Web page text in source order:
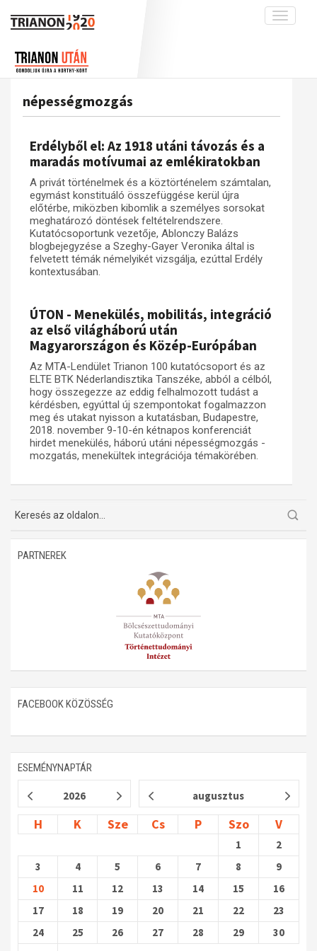
Toggle
interpretációk
A békerendszer megszilárdulása
Munkatársaink
Blog
Galéria
Adatbázis
Emlékművek (feltöltés alatt)
Menekültek
Visszhang
Publikációk
Kapcsolat
Trianon-kommentár
A trianoni szerződés
Műhelymunkák
népességmozgás
Erdélyből el: Az 1918 utáni távozás és a
maradás motívumai az emlékiratokban
A privát történelmek és a köztörténelem számtalan,
egymást konstituáló összefüggése kerül újra
előtérbe, miközben kibomlik a személyes sorsokat
meghatározó döntések feltételrendszere.
Kutatócsoportunk vezetője, Ablonczy Balázs
blogbejegyzése a Szeghy-Gayer Veronika által is
felvetett témák némelyikét vizsgálja, ezúttal Erdély
kontextusában.
ÚTON - Menekülés, mobilitás, integráció
az első világháború után
Magyarországon és Közép-Európában
Az MTA-Lendület Trianon 100 kutatócsoport és az
ELTE BTK Néderlandisztika Tanszéke, abból a célból,
hogy összegezze az eddig felhalmozott tudást a
kérdésben, egyúttal új szempontokat fogalmazzon
meg és utakat nyisson a kutatásban, Budapestre,
2018. november 9-10-én kétnapos konferenciát
hirdet menekülés, háború utáni népességmozgás -
mozgatás, menekültek integrációja témakörében.
PARTNEREK
FACEBOOK KÖZÖSSÉG
ESEMÉNYNAPTÁR
2026 augusztus
H K Sze Cs P Szo V
1
2
3
4 5 6 7 8
9
10
11 12 13 14 15
16
17
18 19 20 21 22
23
24
25 26 27 28 29
30